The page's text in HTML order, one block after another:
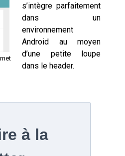
s’intègre parfaitement
dans un
environnement
Android au moyen
d’une petite loupe
dans le header.